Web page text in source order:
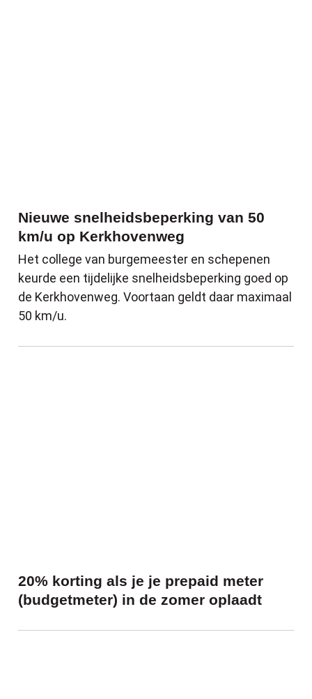
Nieuwe snelheidsbeperking van 50
km/u op Kerkhovenweg
Het college van burgemeester en schepenen
keurde een tijdelijke snelheidsbeperking goed op
de Kerkhovenweg. Voortaan geldt daar maximaal
50 km/u.
20% korting als je je prepaid meter
(budgetmeter) in de zomer oplaadt